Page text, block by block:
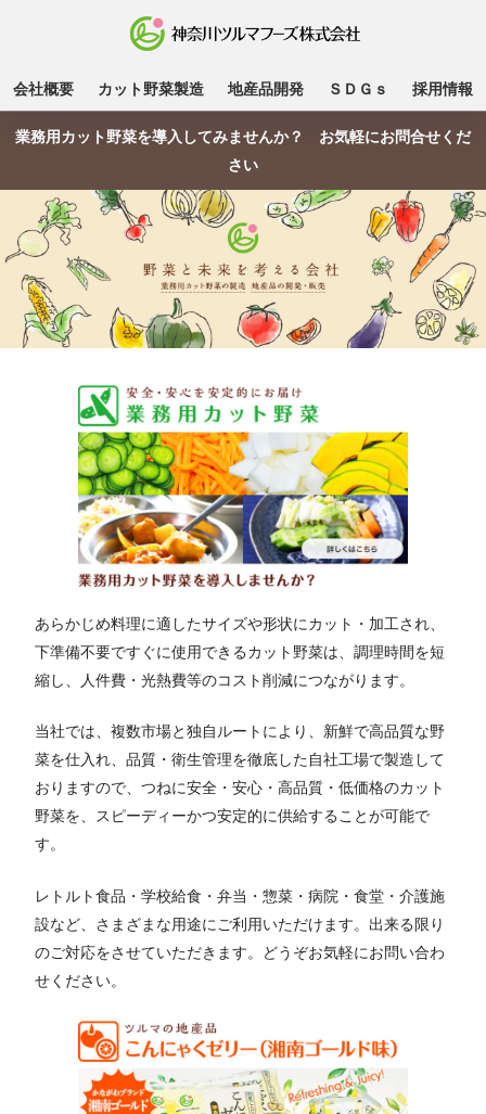
会社概要 カット野菜製造 地産品開発 ＳＤＧｓ 採用情報
業務用カット野菜を導入してみませんか？ お気軽にお問合せくだ
さい
あらかじめ料理に適したサイズや形状にカット・加工され、
下準備不要ですぐに使用できるカット野菜は、調理時間を短
縮し、人件費・光熱費等のコスト削減につながります。
当社では、複数市場と独自ルートにより、新鮮で高品質な野
菜を仕入れ、品質・衛生管理を徹底した自社工場で製造して
おりますので、つねに安全・安心・高品質・低価格のカット
野菜を、スピーディーかつ安定的に供給することが可能で
す。
レトルト食品・学校給食・弁当・惣菜・病院・食堂・介護施
設など、さまざまな用途にご利用いただけます。出来る限り
のご対応をさせていただきます。どうぞお気軽にお問い合わ
せください。